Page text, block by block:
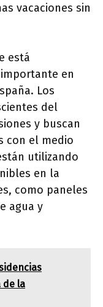
vacaciones sin
está
en
Los
del
y buscan
con el medio
utilizando
en la
como paneles
agua y
de la